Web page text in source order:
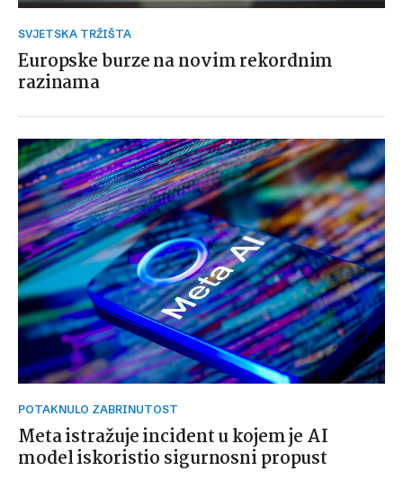
SVJETSKA TRŽIŠTA
Europske burze na novim rekordnim
razinama
POTAKNULO ZABRINUTOST
Meta istražuje incident u kojem je AI
model iskoristio sigurnosni propust